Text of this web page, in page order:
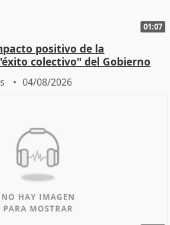
01:07
positivo de la
colectivo" del Gobierno
04/08/2026